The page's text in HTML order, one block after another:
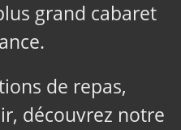
grand cabaret
de repas,
découvrez notre